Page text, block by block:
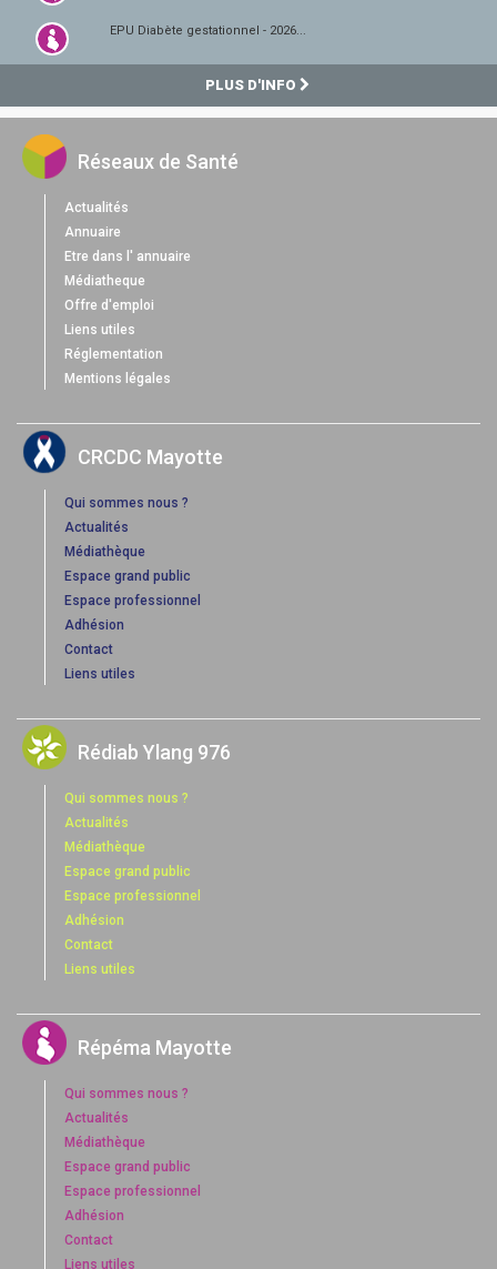
EPU Diabète gestationnel - 2026...
PLUS D'INFO
Réseaux de Santé
Actualités
Annuaire
Etre dans l' annuaire
Médiatheque
Offre d'emploi
Liens utiles
Réglementation
Mentions légales
CRCDC Mayotte
Qui sommes nous ?
Actualités
Médiathèque
Espace grand public
Espace professionnel
Adhésion
Contact
Liens utiles
Rédiab Ylang 976
Qui sommes nous ?
Actualités
Médiathèque
Espace grand public
Espace professionnel
Adhésion
Contact
Liens utiles
Répéma Mayotte
Qui sommes nous ?
Actualités
Médiathèque
Espace grand public
Espace professionnel
Adhésion
Contact
Liens utiles